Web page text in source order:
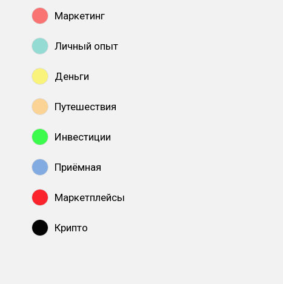
Маркетинг
Личный опыт
Деньги
Путешествия
Инвестиции
Приёмная
Маркетплейсы
Крипто